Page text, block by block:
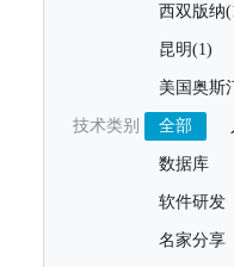
西双版纳
昆明(1)
美国奥斯
技术类别 全部
数据库
软件研发
名家分享